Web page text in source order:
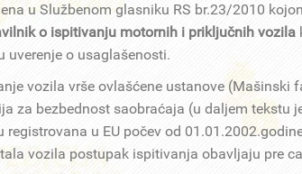
u Službenom glasniku RS br.23/2010
o ispitivanju motornih i priključnih vozila
uverenje o usaglašenosti.
vozila vrše ovlašćene ustanove (Mašinski
za bezbednost saobraćaja (u daljem tekstu
registrovana u EU počev od
vozila postupak ispitivanja obavljaju pre